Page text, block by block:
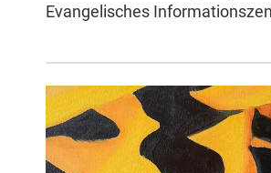
Evangelisches